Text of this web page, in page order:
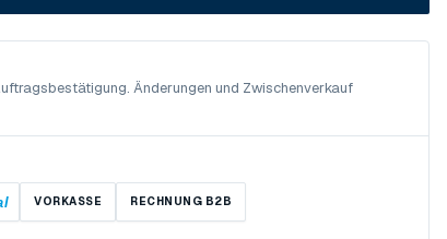
Änderungen und Zwischenverkauf
VORKASSE RECHNUNG B2B